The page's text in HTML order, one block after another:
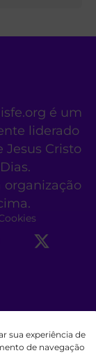
sua experiência de
de navegação
é um
liderado
Jesus Cristo
organização